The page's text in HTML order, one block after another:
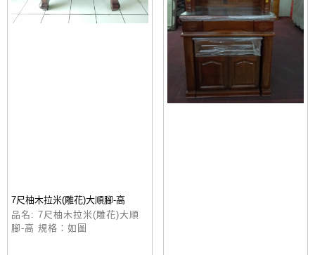
7尺柚木拉米(雕花)大順腳-高
品名: 7尺柚木拉米(雕花)大順
腳-高 規格：如圖